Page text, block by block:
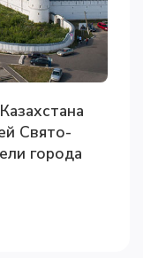
Свято-
города